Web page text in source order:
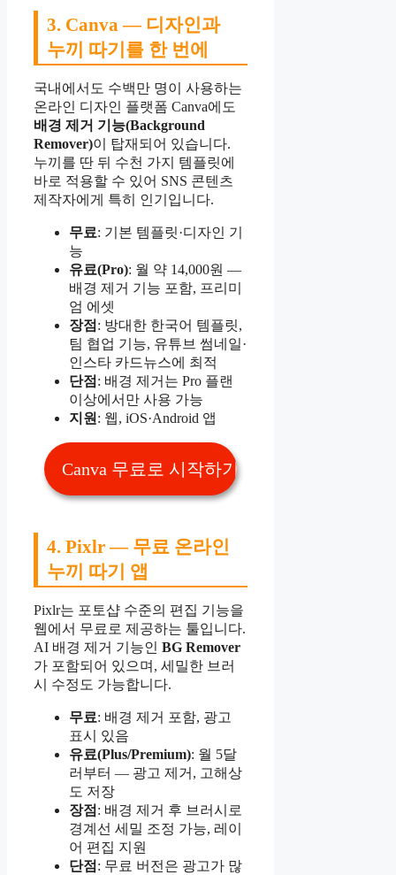
3. Canva — 디자인과
누끼 따기를 한 번에
국내에서도 수백만 명이 사용하는
온라인 디자인 플랫폼 Canva에도
배경 제거 기능(Background
Remover)이 탑재되어 있습니다.
누끼를 딴 뒤 수천 가지 템플릿에
바로 적용할 수 있어 SNS 콘텐츠
제작자에게 특히 인기입니다.
무료: 기본 템플릿·디자인 기
능
유료(Pro): 월 약 14,000원 —
배경 제거 기능 포함, 프리미
엄 에셋
장점 : 방대한 한국어 템플릿,
팀 협업 기능, 유튜브 썸네일·
인스타 카드뉴스에 최적
단점 : 배경 제거는 Pro 플랜
이상에서만 사용 가능
지원 : 웹, iOS·Android 앱
Canva 무료로 시작하기 👆
4. Pixlr — 무료 온라인
누끼 따기 앱
Pixlr는 포토샵 수준의 편집 기능을
웹에서 무료로 제공하는 툴입니다.
AI 배경 제거 기능인 BG Remover
가 포함되어 있으며, 세밀한 브러
시 수정도 가능합니다.
무료: 배경 제거 포함, 광고
표시 있음
유료(Plus/Premium): 월 5달
러부터 — 광고 제거, 고해상
도 저장
장점 : 배경 제거 후 브러시로
경계선 세밀 조정 가능, 레이
어 편집 지원
단점 : 무료 버전은 광고가 많